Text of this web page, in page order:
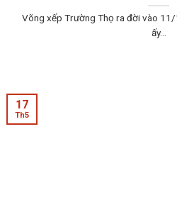
Võng xếp Trường Thọ ra đời vào 11/
ấy...
17
Th5